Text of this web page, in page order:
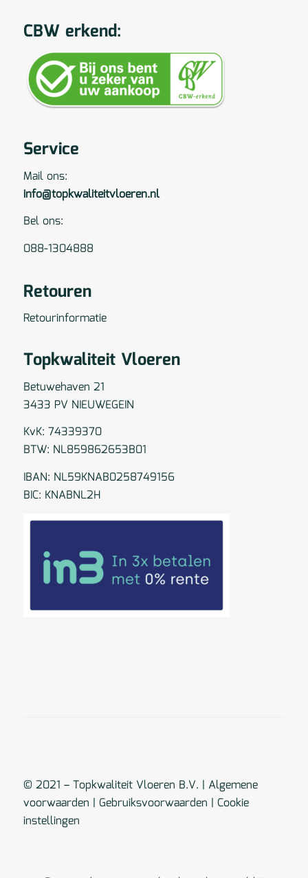
CBW erkend:
Service
Mail ons:
info@topkwaliteitvloeren.nl
Bel ons:
088-1304888
Retouren
Retourinformatie
Topkwaliteit Vloeren
Betuwehaven 21
3433 PV NIEUWEGEIN
KvK: 74339370
BTW: NL859862653B01
IBAN: NL59KNAB0258749156
BIC: KNABNL2H
© 2021 – Topkwaliteit Vloeren B.V. | Algemene
voorwaarden | Gebruiksvoorwaarden | Cookie
instellingen